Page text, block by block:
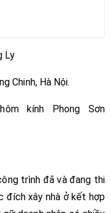
Ly
Chinh, Hà Nội.
kính Phong Sơn
trình đã và đang thi
đích xây nhà ở kết hợp